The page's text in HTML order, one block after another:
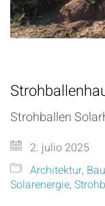
Strohballen
2. julio 2025
Architektur,
Solarenergie,